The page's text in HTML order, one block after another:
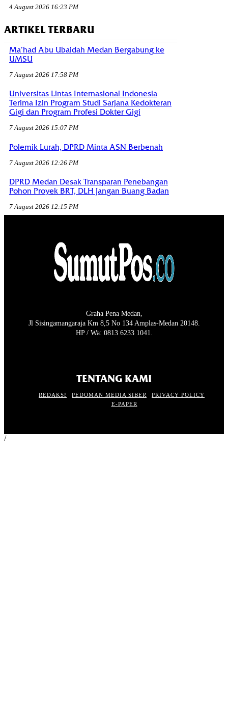
4 August 2026 16:23 PM
ARTIKEL TERBARU
Ma’had Abu Ubaidah Medan Bergabung ke
UMSU
7 August 2026 17:58 PM
Universitas Lintas Internasional Indonesia
Terima Izin Program Studi Sarjana Kedokteran
Gigi dan Program Profesi Dokter Gigi
7 August 2026 15:07 PM
Polemik Lurah, DPRD Minta ASN Berbenah
7 August 2026 12:26 PM
DPRD Medan Desak Transparan Penebangan
Pohon Proyek BRT, DLH Jangan Buang Badan
7 August 2026 12:15 PM
Graha Pena Medan,
Jl Sisingamangaraja Km 8,5 No 134 Amplas-Medan 20148.
HP / Wa: 0813 6233 1041.
TENTANG KAMI
REDAKSI PEDOMAN MEDIA SIBER
PRIVACY POLICY
E-PAPER
/